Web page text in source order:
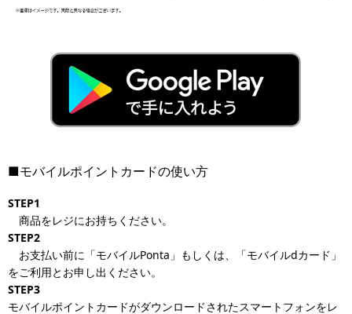
■モバイルポイントカードの使い方
STEP1
商品をレジにお持ちください。
STEP2
お支払い前に「モバイルPonta」もしくは、「モバイルdカード」
をご利用とお申し出ください。
STEP3
モバイルポイントカードがダウンロードされたスマートフォンをレ